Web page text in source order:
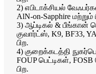
2) எபிடாக்சியல்
AlN-on-Sapphire மற்றும்
3) ஆப்டிகல் & பீங்கான்
குவார்ட்ஸ், K9, BF33,
பிற.
4) குறைக்கடத்தி
FOUP பெட்டிகள்,
பிற.